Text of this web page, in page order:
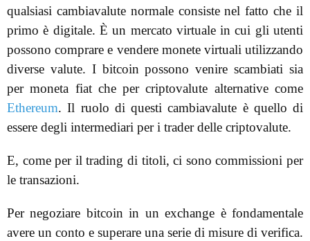
qualsiasi cambiavalute normale consiste nel fatto che il
primo è digitale. È un mercato virtuale in cui gli utenti
possono comprare e vendere monete virtuali utilizzando
diverse valute. I bitcoin possono venire scambiati sia
per moneta fiat che per criptovalute alternative come
Ethereum. Il ruolo di questi cambiavalute è quello di
essere degli intermediari per i trader delle criptovalute.
E, come per il trading di titoli, ci sono commissioni per
le transazioni.
Per negoziare bitcoin in un exchange è fondamentale
avere un conto e superare una serie di misure di verifica.